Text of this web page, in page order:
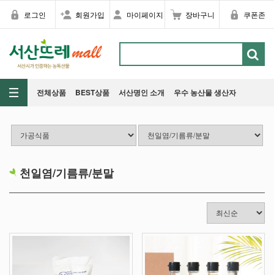
로그인 회원가입 마이페이지 장바구니 쿠폰존
전체상품 BEST상품 서산명인 소개 우수 농산물 생산자
천일염/기름류/분말